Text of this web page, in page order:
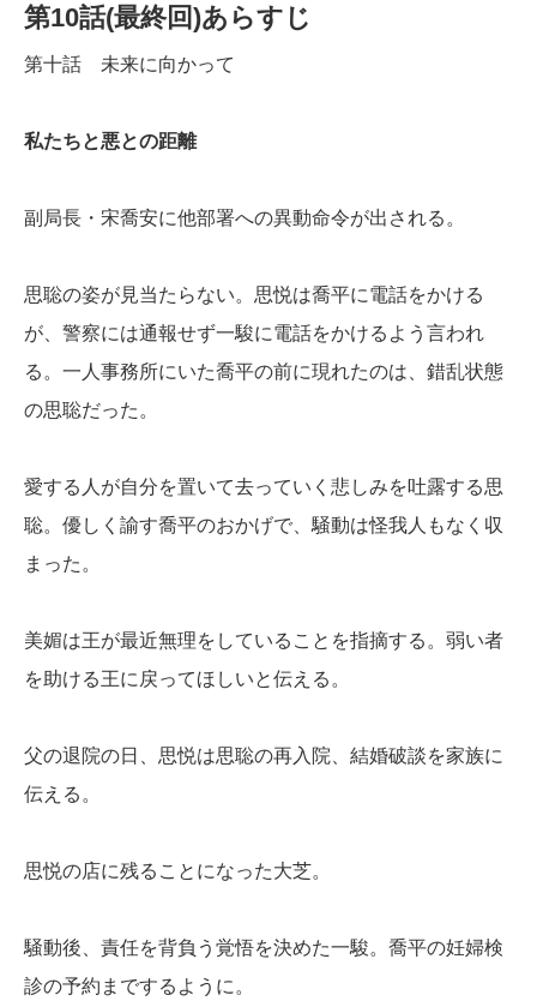
第10話(最終回)あらすじ
第十話 未来に向かって
私たちと悪との距離
副局長・宋喬安に他部署への異動命令が出される。
思聡の姿が見当たらない。思悦は喬平に電話をかける
が、警察には通報せず一駿に電話をかけるよう言われ
る。一人事務所にいた喬平の前に現れたのは、錯乱状態
の思聡だった。
愛する人が自分を置いて去っていく悲しみを吐露する思
聡。優しく諭す喬平のおかげで、騒動は怪我人もなく収
まった。
美媚は王が最近無理をしていることを指摘する。弱い者
を助ける王に戻ってほしいと伝える。
父の退院の日、思悦は思聡の再入院、結婚破談を家族に
伝える。
思悦の店に残ることになった大芝。
騒動後、責任を背負う覚悟を決めた一駿。喬平の妊婦検
診の予約までするように。